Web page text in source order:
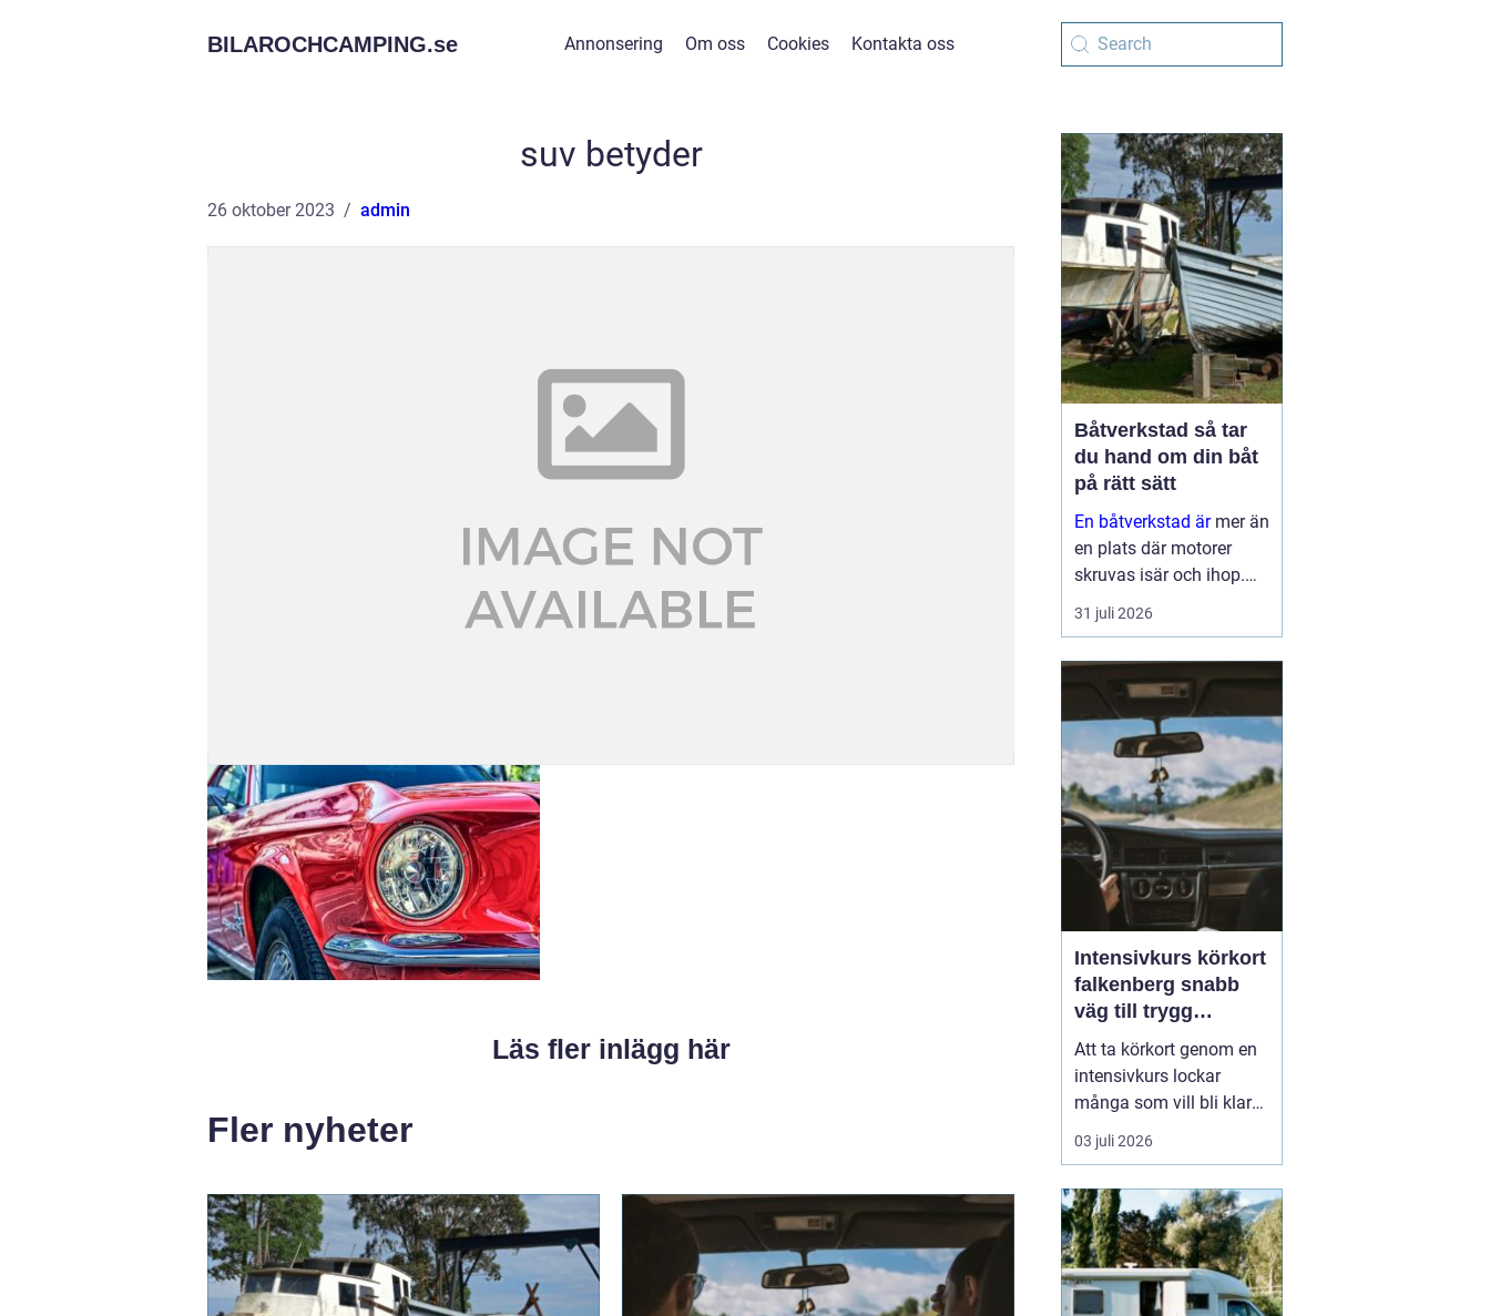
BILAROCHCAMPING.se Annonsering Om oss Cookies Kontakta oss
suv betyder
26 oktober 2023 admin
Läs fler inlägg här
Fler nyheter
Båtverkstad så tar
du hand om din båt
på rätt sätt
En båtverkstad ärmer än
en plats där motorer
skruvas isär och ihop.
För många båtägare är
verkstaden en trygghet
en problemfri säsong på
vattnet och oväntade
haverier mitt i
högsomm...
31 juli 2026
Intensivkurs körkort
falkenberg snabb
väg till trygg
körning
Att ta körkort genom en
intensivkurs lockar
många som vill bli klara
snabbt utan att tumma
på kvaliteten. För den
Falkenberg kan en
välplanerad
intensivutbildning
innebära att körkortet är
03 juli 2026